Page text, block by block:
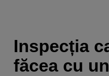
Inspecția
făcea cu